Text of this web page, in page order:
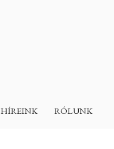
HÍREINK RÓLUNK
Keresés